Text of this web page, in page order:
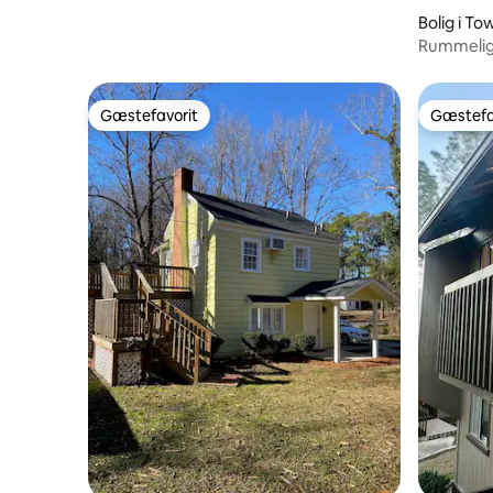
Bolig i
Gæstefavorit
Gæstefavorit